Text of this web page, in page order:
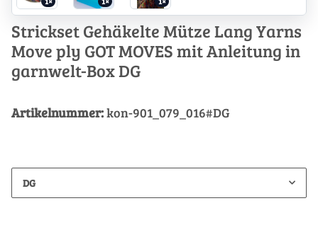
Strickset Gehäkelte Mütze Lang Yarns
Move ply GOT MOVES mit Anleitung in
garnwelt-Box DG
Artikelnummer:kon-901_079_016#DG
DG